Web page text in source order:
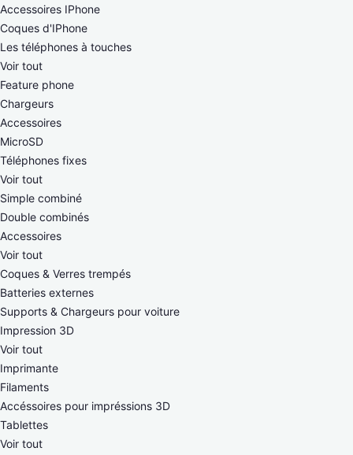
Accessoires IPhone
Coques d'IPhone
Les téléphones à touches
Voir tout
Feature phone
Chargeurs
Accessoires
MicroSD
Téléphones fixes
Voir tout
Simple combiné
Double combinés
Accessoires
Voir tout
Coques & Verres trempés
Batteries externes
Supports & Chargeurs pour voiture
Impression 3D
Voir tout
Imprimante
Filaments
Accéssoires pour impréssions 3D
Tablettes
Voir tout